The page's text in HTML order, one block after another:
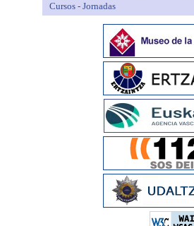
Cursos - Jornadas